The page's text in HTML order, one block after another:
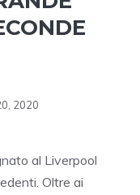
2020
al Liverpool
Oltre ai